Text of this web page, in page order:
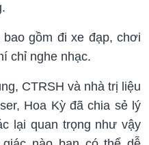
gồm đi xe đạp, chơi
chỉ nghe nhạc.
CTRSH và nhà trị liệu
Hoa Kỳ đã chia sẻ lý
lại quan trọng như vậy